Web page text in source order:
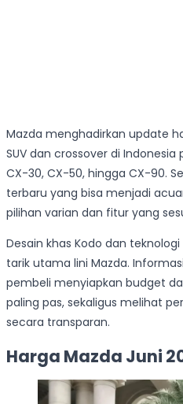
Mazda menghadirkan update
SUV dan crossover di
CX-30, CX-50, hingga CX-90.
terbaru yang bisa menjadi
pilihan varian dan fitur yang
Desain khas Kodo dan
tarik utama lini Mazda.
pembeli menyiapkan budget
paling pas, sekaligus melihat
secara transparan.
Harga Mazda Juni